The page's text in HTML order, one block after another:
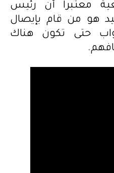
معتبرا أن رئيس
هو من قام بإيصال
حتى تكون هناك